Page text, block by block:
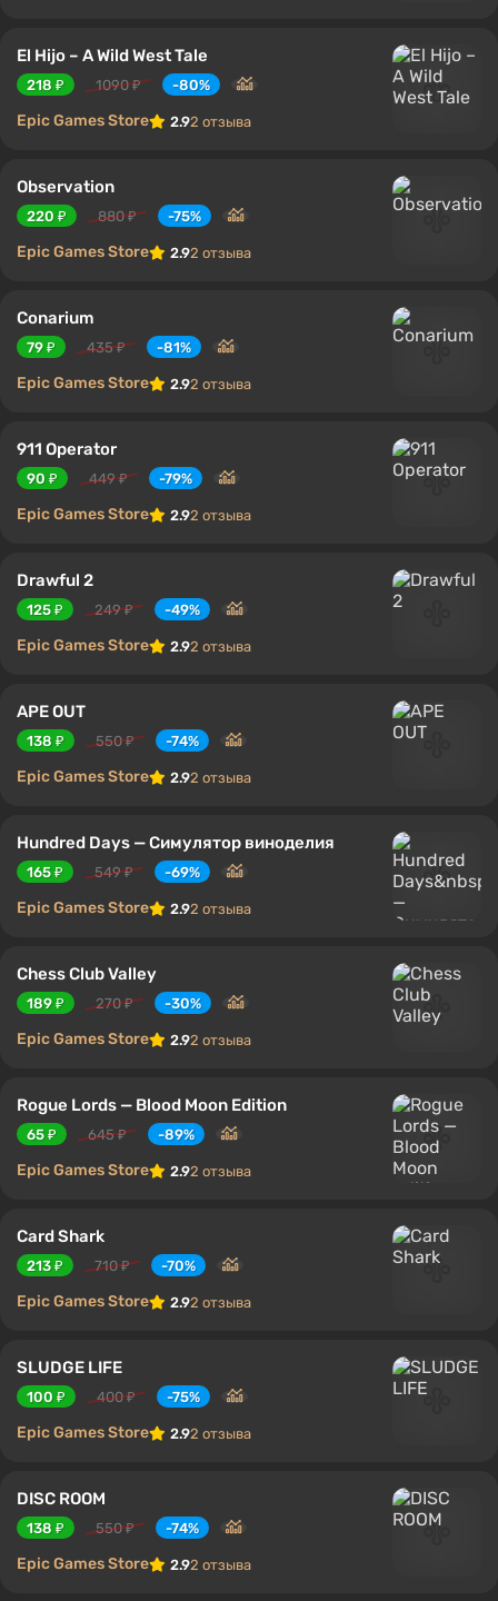
El Hijo – A Wild West Tale
218 ₽ 1090 ₽ -80%
Epic Games Store 2.92 отзыва
Observation
220 ₽ 880 ₽ -75%
Epic Games Store 2.92 отзыва
Conarium
79 ₽ 435 ₽ -81%
Epic Games Store 2.92 отзыва
911 Operator
90 ₽ 449 ₽ -79%
Epic Games Store 2.92 отзыва
Drawful 2
125 ₽ 249 ₽ -49%
Epic Games Store 2.92 отзыва
APE OUT
138 ₽ 550 ₽ -74%
Epic Games Store 2.92 отзыва
Hundred Days — Симулятор виноделия
165 ₽ 549 ₽ -69%
Epic Games Store 2.92 отзыва
Chess Club Valley
189 ₽ 270 ₽ -30%
Epic Games Store 2.92 отзыва
Rogue Lords — Blood Moon Edition
65 ₽ 645 ₽ -89%
Epic Games Store 2.92 отзыва
Card Shark
213 ₽ 710 ₽ -70%
Epic Games Store 2.92 отзыва
SLUDGE LIFE
100 ₽ 400 ₽ -75%
Epic Games Store 2.92 отзыва
DISC ROOM
138 ₽ 550 ₽ -74%
Epic Games Store 2.92 отзыва